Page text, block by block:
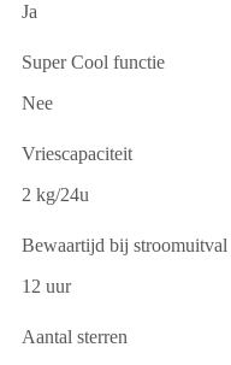
Ja
Super Cool functie
Nee
Vriescapaciteit
2 kg/24u
Bewaartijd bij stroomuitval
12 uur
Aantal sterren